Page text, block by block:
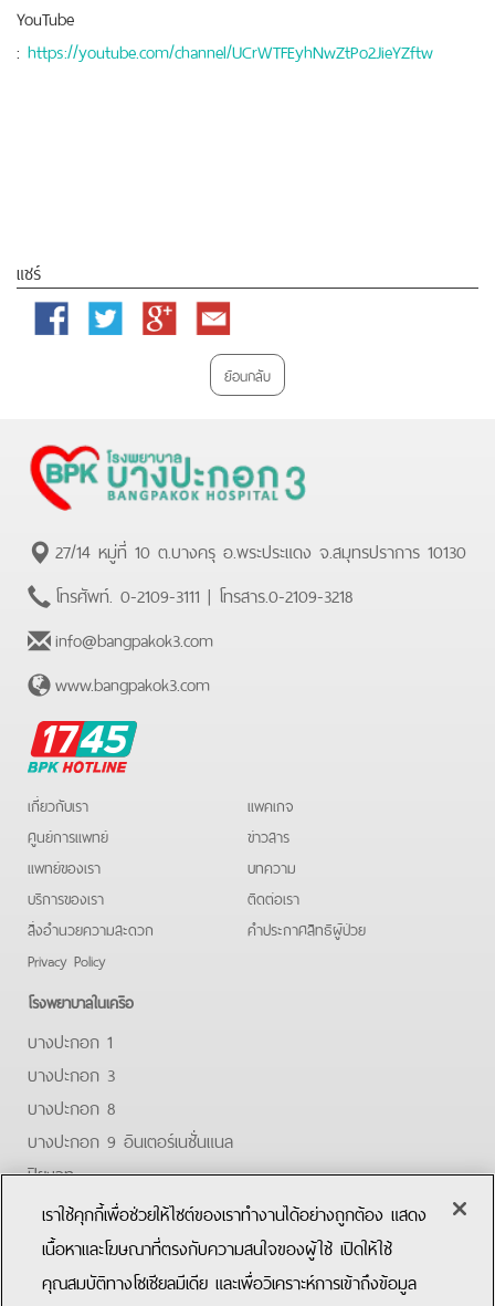
YouTube
: https://youtube.com/channel/UCrWTFEyhNwZtPo2JieYZftw
แชร์
Facebook Twitter
Google
Email
ย้อนกลับ
27/14 หมู่ที่ 10 ต.บางครุ อ.พระประแดง จ.สมุทรปราการ 10130
โทรศัพท์. 0-2109-3111 | โทรสาร.0-2109-3218
info@bangpakok3.com
www.bangpakok3.com
BPK
Hotline
เกี่ยวกับเรา
ศูนย์การแพทย์
แพทย์ของเรา
บริการของเรา
สิ่งอำนวยความสะดวก
Privacy Policy
แพคเกจ
ข่าวสาร
บทความ
ติดต่อเรา
คําประกาศสิทธิผู้ป่วย
โรงพยาบาลในเครือ
บางปะกอก 1
บางปะกอก 3
บางปะกอก 8
บางปะกอก 9 อินเตอร์เนชั่นแนล
ปิยะเวท
บางปะกอก-รังสิต 2
บางปะกอกสมุทรปราการ
FacebookYoutube
เราใช้คุกกี้เพื่อช่วยให้ไซต์ของเราทำงานได้อย่างถูกต้อง แสดง
เนื้อหาและโฆษณาที่ตรงกับความสนใจของผู้ใช้ เปิดให้ใช้
คุณสมบัติทางโซเชียลมีเดีย และเพื่อวิเคราะห์การเข้าถึงข้อมูล